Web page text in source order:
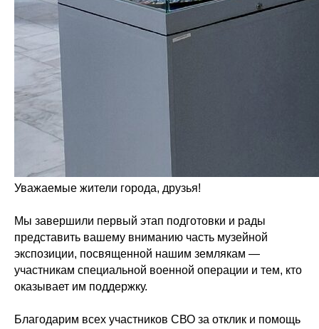
Уважаемые жители города, друзья!
Мы завершили первый этап подготовки и рады
представить вашему вниманию часть музейной
экспозиции, посвященной нашим землякам —
участникам специальной военной операции и тем, кто
оказывает им поддержку.
Благодарим всех участников СВО за отклик и помощь